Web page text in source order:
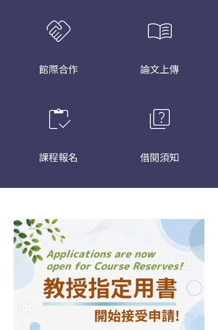
handshake
館際合作
menu_book
論文上傳
inventory
課程報名
quiz
借閱須知